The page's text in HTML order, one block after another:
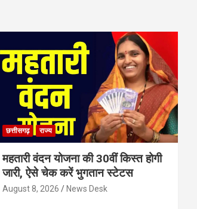
छत्तीसगढ़ राज्य
महतारी वंदन योजना की 30वीं किस्त होगी
जारी, ऐसे चेक करें भुगतान स्टेटस
August 8, 2026 News Desk